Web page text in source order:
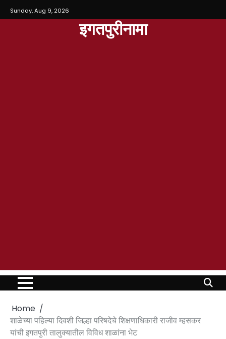
Sunday, Aug 9, 2026
इगतपुरीनामा
Home
शाळेच्या पहिल्या दिवशी जिल्हा परिषदेचे शिक्षणाधिकारी राजीव म्हसकर
यांची इगतपुरी तालुक्यातील विविध शाळांना भेट